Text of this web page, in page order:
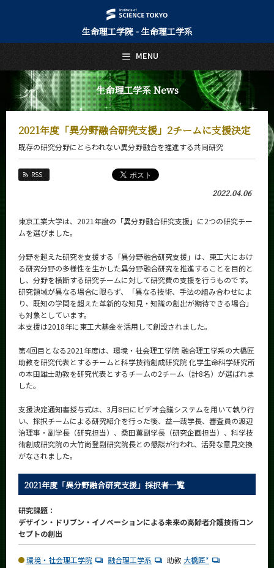
生命理工学院 - 生命理工学系
生命理工学系 News
2021年度「異分野融合研究支援」2チームに支援決定
既存の研究分野にとらわれない異分野融合を推進する共同研究
RSS
2022.04.06
東京工業大学は、2021年度の「異分野融合研究支援」に2つの研究チー
ムを選びました。
分野を超えた研究を支援する「異分野融合研究支援」は、東工大におけ
る研究分野の多様性を生かした異分野融合研究を推進することを目的と
し、分野を横断する研究チームに対して研究費の支援を行うものです。
研究領域が異なる場合に限らず、「異なる技術、手法の組み合わせによ
り、既知の学問を超えた革新的な知見・知識の創出が期待できる場合」
も対象としています。
本支援は2018年に東工大基金を活用して創設されました。
第4回目となる2021年度は、環境・社会理工学院 融合理工学系の大橋匠
助教を研究代表とするチームと科学技術創成研究院 化学生命科学研究所
の本田雄士助教を研究代表とするチームの2チーム（計8名）が選ばれま
した。
支援決定通知書授与式は、3月8日にビデオ会議システムを用いて執り行
い、採択チームによる研究紹介を行った後、益一哉学長、審査員の渡辺
治理事・副学長（研究担当）、桑田薫副学長（研究企画担当）、科学技
術創成研究院の大竹尚登副研究院長との懇談が行われ、活発な意見交換
がなされました。
2021年度「異分野融合研究支援」採択者一覧
研究課題：
デザイン・ドリブン・イノベーションによる未来の高齢者介護技術コン
セプトの創出
環境・社会理工学院 融合理工学系 助教 大橋匠*
MENU
日本語 English
トップページ
Top Page
生命理工学系について
About Us
教育
Education
教員・研究室
Faculty and Laboratories
入学案内
生命理工学系 News
News
News 一覧
カテゴリ別
課程別
月別
Event Calendar
学内向け情報
系詳細情報
CLOSE